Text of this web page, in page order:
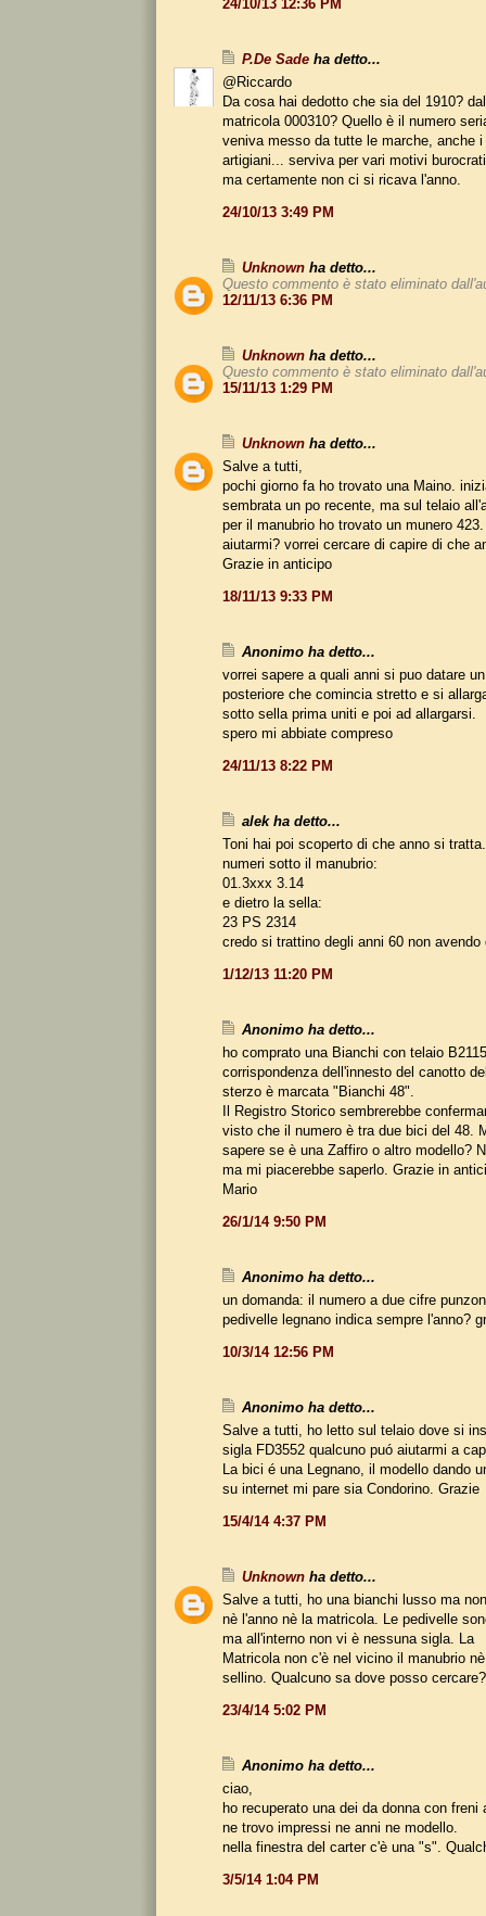
24/10/13 12:36 PM
P.De Sade ha detto...
@Riccardo
Da cosa hai dedotto che sia del 1910?
matricola 000310? Quello è il numero
veniva messo da tutte le marche, anche
artigiani... serviva per vari motivi
ma certamente non ci si ricava l'anno.
24/10/13 3:49 PM
Unknown ha detto...
Questo commento è stato eliminato
12/11/13 6:36 PM
Unknown ha detto...
Questo commento è stato eliminato
15/11/13 1:29 PM
Unknown ha detto...
Salve a tutti,
pochi giorno fa ho trovato una Maino.
sembrata un po recente, ma sul telaio
per il manubrio ho trovato un munero
aiutarmi? vorrei cercare di capire di che
Grazie in anticipo
18/11/13 9:33 PM
Anonimo ha detto...
vorrei sapere a quali anni si puo datare
posteriore che comincia stretto e si
sotto sella prima uniti e poi ad allargarsi.
spero mi abbiate compreso
24/11/13 8:22 PM
alek ha detto...
Toni hai poi scoperto di che anno si
numeri sotto il manubrio:
01.3xxx 3.14
e dietro la sella:
23 PS 2314
credo si trattino degli anni 60 non avendo
1/12/13 11:20 PM
Anonimo ha detto...
ho comprato una Bianchi con telaio
corrispondenza dell'innesto del canotto
sterzo è marcata "Bianchi 48".
Il Registro Storico sembrerebbe
visto che il numero è tra due bici del 48.
sapere se è una Zaffiro o altro modello?
ma mi piacerebbe saperlo. Grazie in
Mario
26/1/14 9:50 PM
Anonimo ha detto...
un domanda: il numero a due cifre
pedivelle legnano indica sempre l'anno?
10/3/14 12:56 PM
Anonimo ha detto...
Salve a tutti, ho letto sul telaio dove si
sigla FD3552 qualcuno puó aiutarmi a
La bici é una Legnano, il modello dando
su internet mi pare sia Condorino. Grazie
15/4/14 4:37 PM
Unknown ha detto...
Salve a tutti, ho una bianchi lusso ma
nè l'anno nè la matricola. Le pedivelle
ma all'interno non vi è nessuna sigla. La
Matricola non c'è nel vicino il manubrio
sellino. Qualcuno sa dove posso cercare?
23/4/14 5:02 PM
Anonimo ha detto...
ciao,
ho recuperato una dei da donna con freni
ne trovo impressi ne anni ne modello.
nella finestra del carter c'è una "s".
3/5/14 1:04 PM